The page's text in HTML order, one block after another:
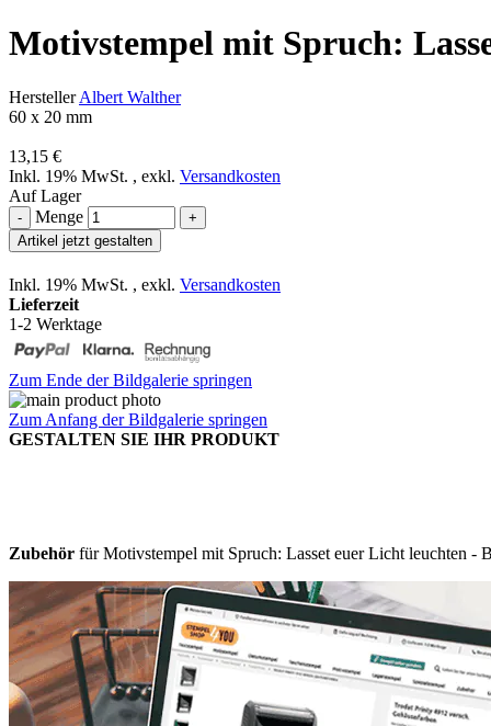
Motivstempel mit Spruch:
HerstellerAlbert Walther
60 x 20 mm
13,15 €
Inkl. 19% MwSt. , exkl. Versandkosten
Auf Lager
- Menge
+
Artikel jetzt gestalten
Inkl. 19% MwSt. , exkl. Versandkosten
Lieferzeit
1-2 Werktage
Zum Ende der Bildgalerie springen
Zum Anfang der Bildgalerie springen
GESTALTEN SIE IHR PRODUKT
Zubehör für Motivstempel mit Spruch: Lasset euer Licht leuchten -